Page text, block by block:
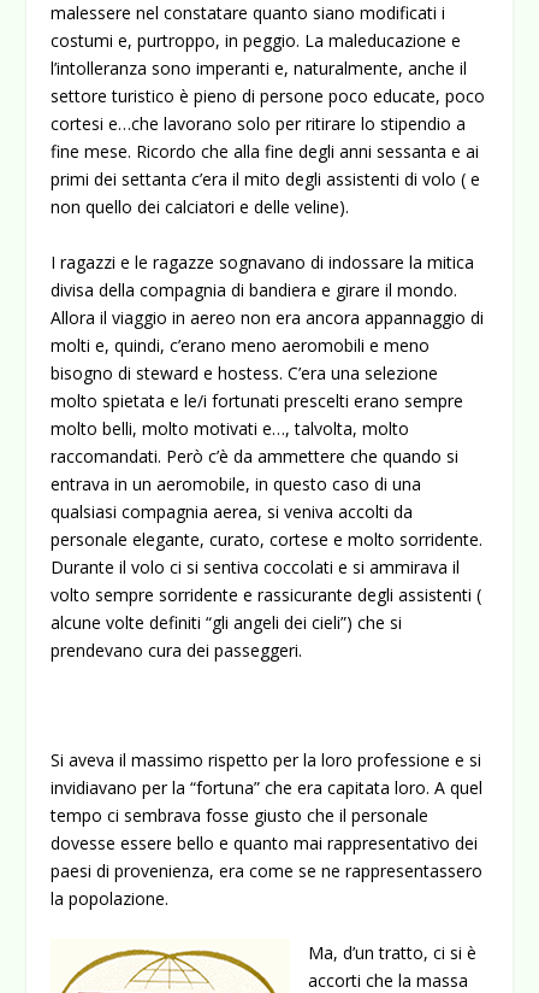
malessere nel constatare quanto siano modificati i
costumi e, purtroppo, in peggio. La maleducazione e
l’intolleranza sono imperanti e, naturalmente, anche il
settore turistico è pieno di persone poco educate, poco
cortesi e…che lavorano solo per ritirare lo stipendio a
fine mese. Ricordo che alla fine degli anni sessanta e ai
primi dei settanta c’era il mito degli assistenti di volo ( e
non quello dei calciatori e delle veline).
I ragazzi e le ragazze sognavano di indossare la mitica
divisa della compagnia di bandiera e girare il mondo.
Allora il viaggio in aereo non era ancora appannaggio di
molti e, quindi, c’erano meno aeromobili e meno
bisogno di steward e hostess. C’era una selezione
molto spietata e le/i fortunati prescelti erano sempre
molto belli, molto motivati e…, talvolta, molto
raccomandati. Però c’è da ammettere che quando si
entrava in un aeromobile, in questo caso di una
qualsiasi compagnia aerea, si veniva accolti da
personale elegante, curato, cortese e molto sorridente.
Durante il volo ci si sentiva coccolati e si ammirava il
volto sempre sorridente e rassicurante degli assistenti (
alcune volte definiti “gli angeli dei cieli”) che si
prendevano cura dei passeggeri.
Si aveva il massimo rispetto per la loro professione e si
invidiavano per la “fortuna” che era capitata loro. A quel
tempo ci sembrava fosse giusto che il personale
dovesse essere bello e quanto mai rappresentativo dei
paesi di provenienza, era come se ne rappresentassero
la popolazione.
Ma, d’un tratto, ci si è
accorti che la massa